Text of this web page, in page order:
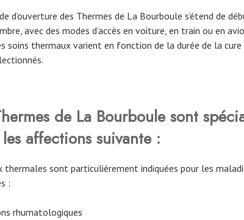
d’ouverture des Thermes de La Bourboule s’étend de
avec des modes d’accès en voiture, en train ou en
soins thermaux varient en fonction de la durée de la cure
de La Bourboule sont
affections suivante :
thermales sont particulièrement indiquées pour les
:
rhumatologiques